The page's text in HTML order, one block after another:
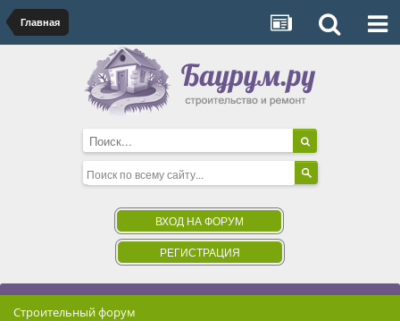
Главная
ВХОД НА ФОРУМ
РЕГИСТРАЦИЯ
Строительный форум